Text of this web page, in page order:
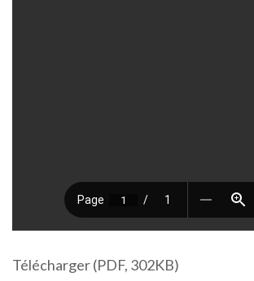
Télécharger (PDF, 302KB)